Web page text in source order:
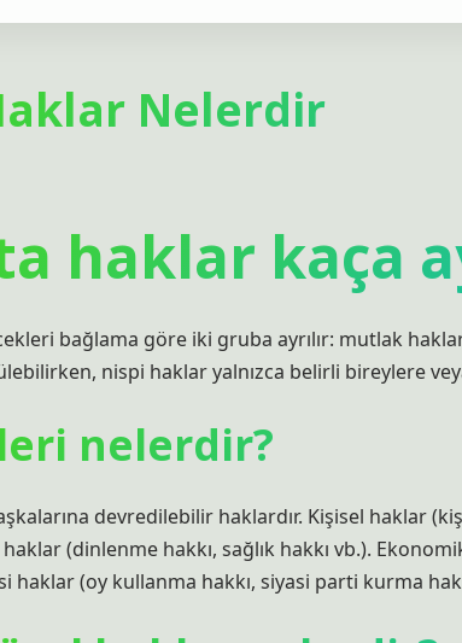
Nelerdir
haklar kaça
bağlama göre iki gruba ayrılır: mutlak
nispi haklar yalnızca belirli bireylere
nelerdir?
devredilebilir haklardır. Kişisel haklar
(dinlenme hakkı, sağlık hakkı vb.).
haklar (oy kullanma hakkı, siyasi parti kurma